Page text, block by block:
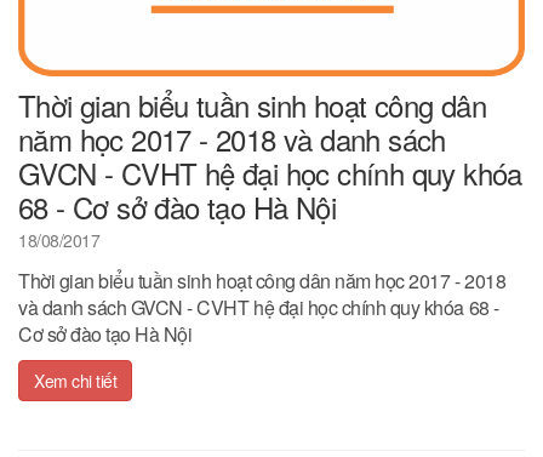
Thời gian biểu tuần sinh hoạt công dân
năm học 2017 - 2018 và danh sách
GVCN - CVHT hệ đại học chính quy khóa
68 - Cơ sở đào tạo Hà Nội
18/08/2017
Thời gian biểu tuần sinh hoạt công dân năm học 2017 - 2018
và danh sách GVCN - CVHT hệ đại học chính quy khóa 68 -
Cơ sở đào tạo Hà Nội
Xem chi tiết